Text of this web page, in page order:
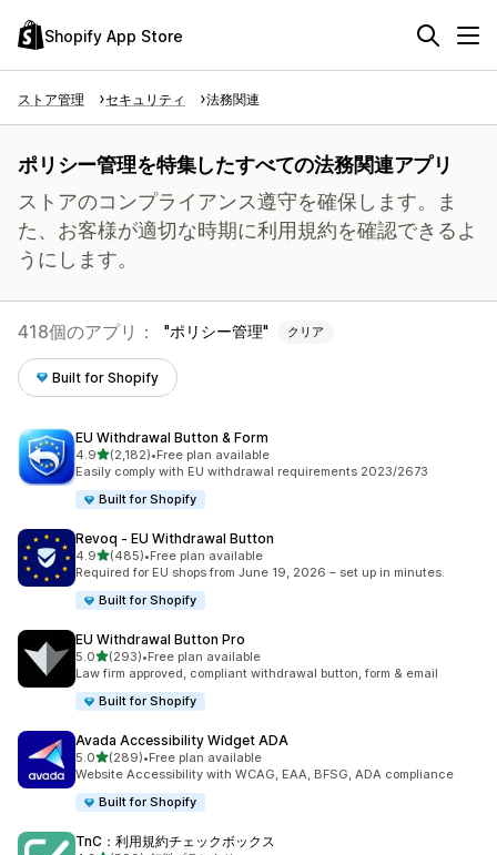
Shopify App Store
ストア管理 セキュリティ 法務関連
ポリシー管理を特集したすべての法務関連アプリ
ストアのコンプライアンス遵守を確保します。ま
た、お客様が適切な時期に利用規約を確認できるよ
うにします。
418個のアプリ： ポリシー管理 クリア
Built for Shopify
EU Withdrawal Button & Form
4.95つ星中
(2,182)
合計レビュー数：2182件
•Free plan available
Easily comply with EU withdrawal requirements 2023/2673
Built for Shopify
Revoq ‑ EU Withdrawal Button
4.95つ星中
(485)
合計レビュー数：485件
•Free plan available
Required for EU shops from June 19, 2026 – set up in minutes.
Built for Shopify
EU Withdrawal Button Pro
5.05つ星中
(293)
合計レビュー数：293件
•Free plan available
Law firm approved, compliant withdrawal button, form & email
Built for Shopify
Avada Accessibility Widget ADA
5.05つ星中
(289)
合計レビュー数：289件
•Free plan available
Website Accessibility with WCAG, EAA, BFSG, ADA compliance
Built for Shopify
TnC：利用規約チェックボックス